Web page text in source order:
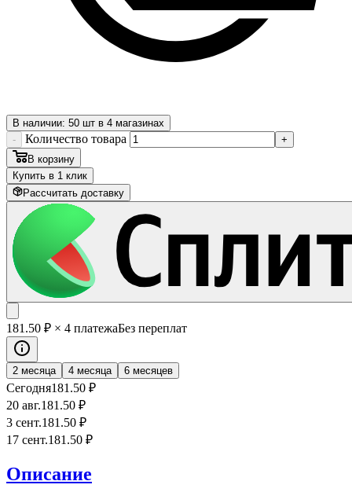
В наличии: 50 шт в 4 магазинах
-
Количество товара
+
В корзину
Купить в 1 клик
Рассчитать доставку
181 .50 ₽ × 4 платежаБез переплат
2 месяца 4 месяца 6 месяцев
Сегодня181 .50 ₽
20 авг.181 .50 ₽
3 сент.181 .50 ₽
17 сент.181 .50 ₽
Описание